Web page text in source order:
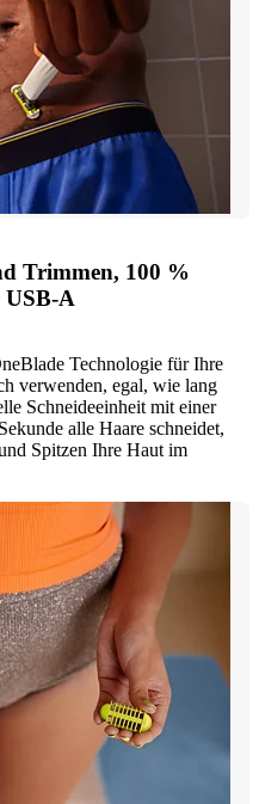
Trimmen, 100 %
USB-A
Technologie für Ihre
verwenden, egal, wie lang
Schneideeinheit mit einer
alle Haare schneidet,
Spitzen Ihre Haut im